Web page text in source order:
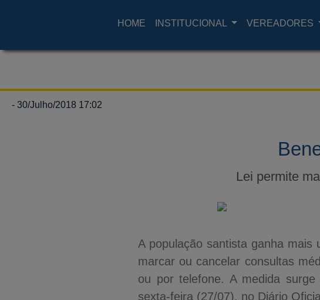
HOME INSTITUCIONAL VEREADORES
- 30/Julho/2018 17:02
Lei permite
A população santista ganha
marcar ou cancelar consultas
ou por telefone. A medida
sexta-feira (27/07), no Diário